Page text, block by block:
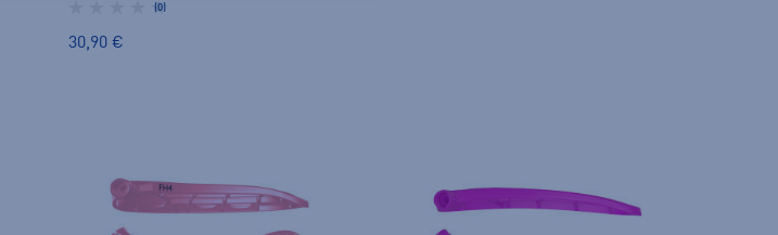
(0)
30,90 €